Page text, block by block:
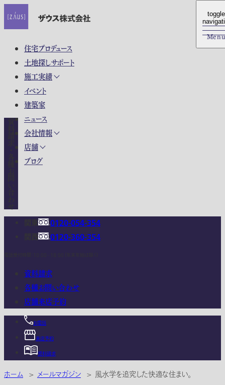
住宅プロデュース
土地探しサポート
施工実績
イベント
建築家
ニュース
会社情報
店舗
ブログ
toggle
Menu
toggle
Menu
0120-054-354
0120-360-354
資料請求
各種お問い合わせ
店舗来店予約
お電話
来店予約
資料請求
ホーム > メールマガジン > 風水学を追究した快適な住まい。